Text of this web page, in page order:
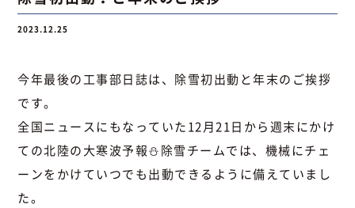
お問い合わせ
2023.12.25
今年最後の工事部日誌は、除雪初出動と年末のご挨拶
です。
全国ニュースにもなっていた12月21日から週末にかけ
ての北陸の大寒波予報⛄除雪チームでは、機械にチェ
ーンをかけていつでも出動できるように備えていまし
た。